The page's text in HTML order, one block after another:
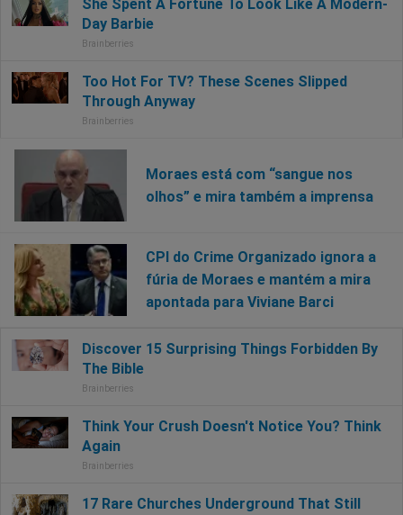
Moraes está com “sangue nos
olhos” e mira também a imprensa
CPI do Crime Organizado ignora a
fúria de Moraes e mantém a mira
apontada para Viviane Barci